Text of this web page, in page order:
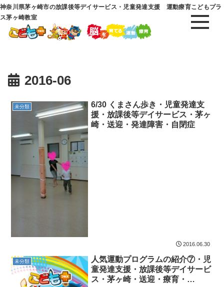
神奈川県茅ヶ崎市の放課後等デイサービス・児童発達支援 運動療育こどもプラ
ス茅ヶ崎教室
2016-06
未分類
6/30 くまさん歩き・児童発達支
援・放課後等デイサービス・茅ヶ
崎・送迎・発達障害・自閉症
2016.06.30
未分類
人気運動プログラムの紹介⑦・児
童発達支援・放課後等デイサービ
ス・茅ヶ崎・送迎・療育・